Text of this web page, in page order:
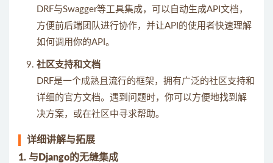
DRF与Swagger等工具集成，可以自动生成API文档，
方便前后端团队进行协作，并让API的使用者快速理解
如何调用你的API。
社区支持和文档
DRF是一个成熟且流行的框架，拥有广泛的社区支持和
详细的官方文档。遇到问题时，你可以方便地找到解
决方案，或在社区中寻求帮助。
详细讲解与拓展
1. 与Django的无缝集成